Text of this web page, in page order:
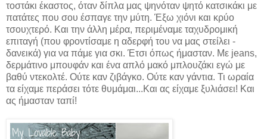
τοστάκι έκαστος, όταν δίπλα μας ψηνόταν ψητό κατσικάκι με
πατάτες που σου έσπαγε την μύτη. Έξω χιόνι και κρύο
τσουχτερό. Και την άλλη μέρα, περιμέναμε ταχυδρομική
επιταγή (που φροντίσαμε η αδερφή του να μας στείλει -
δανεικά) για να πάμε για σκι. Έτσι όπως ήμασταν. Με jeans,
δερμάτινο μπουφάν και ένα απλό μακό μπλουζάκι εγώ με
βαθύ ντεκολτέ. Ούτε καν ζιβάγκο. Ούτε καν γάντια. Τι ωραία
τα είχαμε περάσει τότε θυμάμαι...Και ας είχαμε ξυλιάσει! Και
ας ήμασταν ταπί!